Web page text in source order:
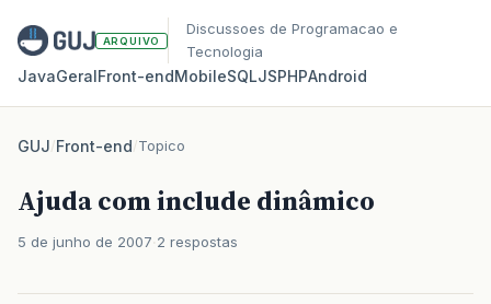
ARQUIVO
Discussoes de Programacao e
Tecnologia
JavaGeralFront‑endMobileSQLJSPHPAndroid
GUJ/Front-end/Topico
Ajuda com include dinâmico
5 de junho de 2007 2 respostas